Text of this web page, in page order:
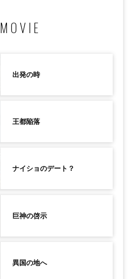
MOVIE
出発の時
王都陥落
ナイショのデート？
巨神の啓示
異国の地へ